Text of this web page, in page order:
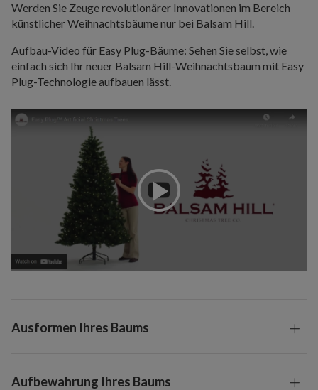
Werden Sie Zeuge revolutionärer Innovationen im Bereich
künstlicher Weihnachtsbäume nur bei Balsam Hill.
Aufbau-Video für Easy Plug-Bäume: Sehen Sie selbst, wie
einfach sich Ihr neuer Balsam Hill-Weihnachtsbaum mit Easy
Plug-Technologie aufbauen lässt.
Ausformen Ihres Baums
Aufbewahrung Ihres Baums